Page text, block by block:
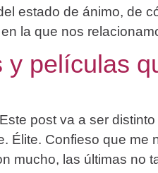
estado de ánimo, de
la que nos
y películas
post va a ser
Élite. Confieso que me
mucho, las últimas no